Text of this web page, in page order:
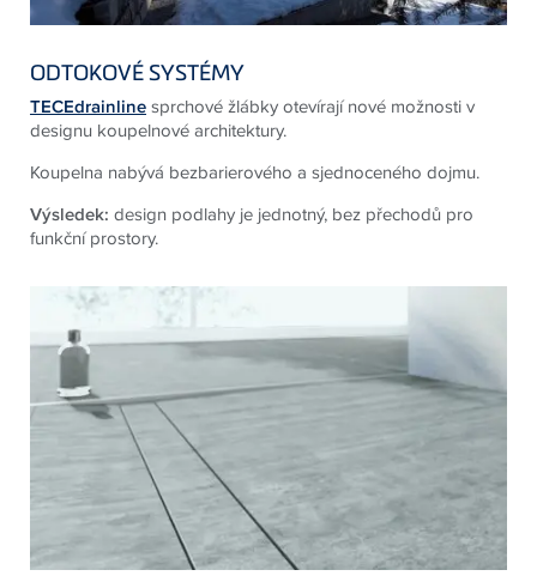
ODTOKOVÉ SYSTÉMY
TECEdrainlinesprchové žlábky otevírají nové možnosti v
designu koupelnové architektury.
Koupelna nabývá bezbarierového a sjednoceného dojmu.
Výsledek: design podlahy je jednotný, bez přechodů pro
funkční prostory.